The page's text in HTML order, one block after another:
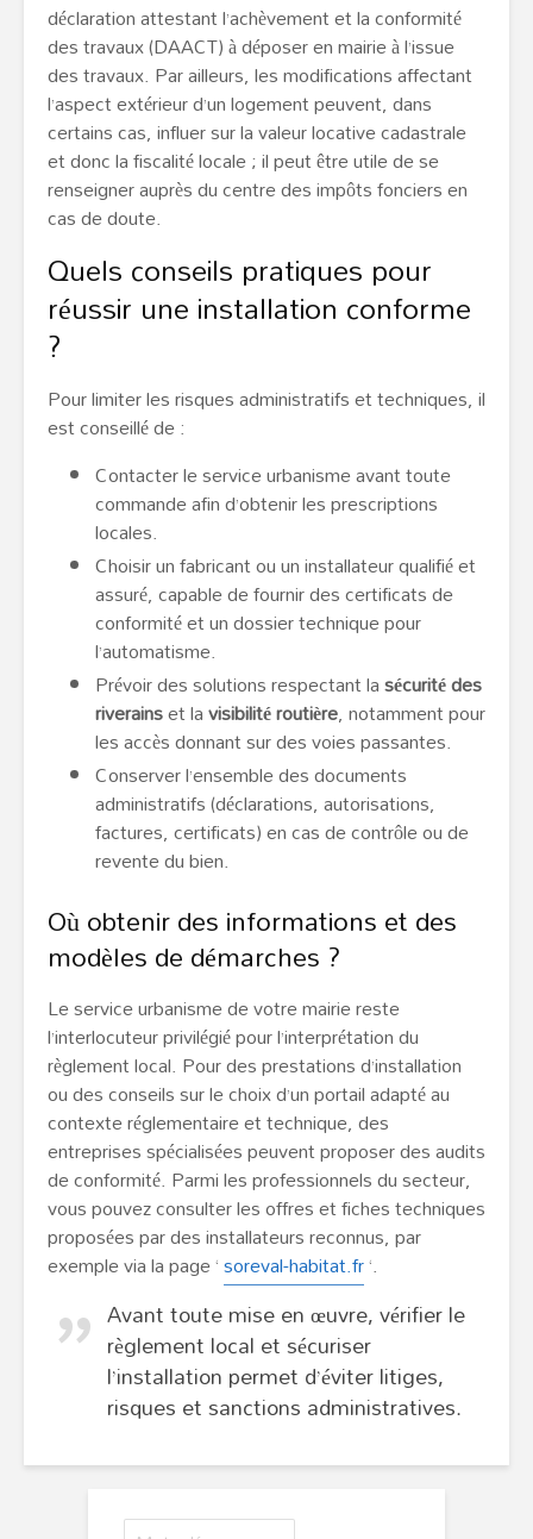
déclaration attestant l’achèvement et la conformité
des travaux (DAACT) à déposer en mairie à l’issue
des travaux. Par ailleurs, les modifications affectant
l’aspect extérieur d’un logement peuvent, dans
certains cas, influer sur la valeur locative cadastrale
et donc la fiscalité locale ; il peut être utile de se
renseigner auprès du centre des impôts fonciers en
cas de doute.
Quels conseils pratiques pour
réussir une installation conforme
?
Pour limiter les risques administratifs et techniques, il
est conseillé de :
Contacter le service urbanisme avant toute
commande afin d’obtenir les prescriptions
locales.
Choisir un fabricant ou un installateur qualifié et
assuré, capable de fournir des certificats de
conformité et un dossier technique pour
l’automatisme.
Prévoir des solutions respectant lasécurité des
riverainset lavisibilité routière, notamment pour
les accès donnant sur des voies passantes.
Conserver l’ensemble des documents
administratifs (déclarations, autorisations,
factures, certificats) en cas de contrôle ou de
revente du bien.
Où obtenir des informations et des
modèles de démarches ?
Le service urbanisme de votre mairie reste
l’interlocuteur privilégié pour l’interprétation du
règlement local. Pour des prestations d’installation
ou des conseils sur le choix d’un portail adapté au
contexte réglementaire et technique, des
entreprises spécialisées peuvent proposer des audits
de conformité. Parmi les professionnels du secteur,
vous pouvez consulter les offres et fiches techniques
proposées par des installateurs reconnus, par
exemple via la page ‘soreval-habitat.fr‘.
Avant toute mise en œuvre, vérifier le
règlement local et sécuriser
l’installation permet d’éviter litiges,
risques et sanctions administratives.